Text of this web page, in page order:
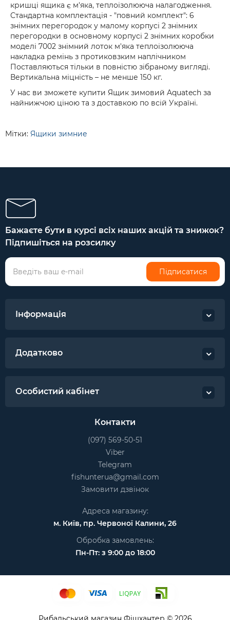
кришці ящика є м'яка, теплоізолююча налагодження.
Стандартна комплектація - "повний комплект": 6
знімних перегородок у малому корпусі 2 знімних
перегородки в основному корпусі 2 знімних коробки
моделі 7002 знімний лоток м'яка теплоізолююча
накладка ремінь з протиковзким наплічником
Поставляються тільки в повністю зібраному вигляді.
Вертикальна міцність – не менше 150 кг.
У нас ви зможете купити Ящик зимовий Aquatech за
найнижчою ціною та з доставкою по всій Україні.
Мітки: Ящики зимние
Бажаєте бути в курсі всіх наших акцій та знижок?
Підпишіться на розсилку
Підписатися
Інформація
Додатково
Особистий кабінет
Контакти
(097) 569-50-51
Viber
Telegram
fishunterua@gmail.com
Замовити дзвінок
Адреса магазину:
м. Київ, пр. Червоної Калини, 26
Обробка замовлень:
Пн-Пт: з 9:00 до 18:00